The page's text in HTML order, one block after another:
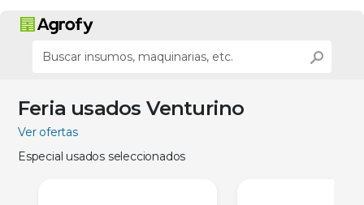
Feria usados Venturino
Ver ofertas
Especial usados seleccionados